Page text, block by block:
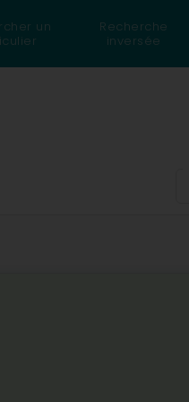
un
Recherche
inversée